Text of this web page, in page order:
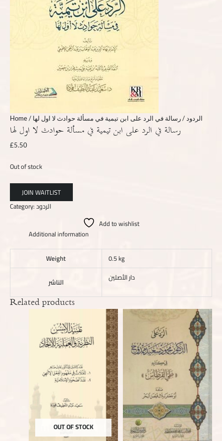
Home/ الردود/ رسالة في الرد على ابن تيمية في مسألة حوادث لا اول لها
رسالة في الرد على ابن تيمية في مسألة حوادث لا اول لها
£5.50
Out of stock
Category:الردود
Add to wishlist
Additional information
Weight
0.5 kg
الناشر
دار الأصلين
Related products
OUT OF STOCK